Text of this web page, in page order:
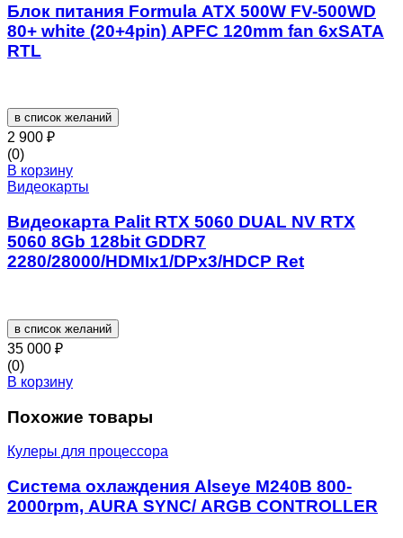
Блок питания Formula ATX 500W FV-500WD
80+ white (20+4pin) APFC 120mm fan 6xSATA
RTL
в список желаний
2 900 ₽
(0)
В корзину
Видеокарты
Видеокарта Palit RTX 5060 DUAL NV RTX
5060 8Gb 128bit GDDR7
2280/28000/HDMIx1/DPx3/HDCP Ret
в список желаний
35 000 ₽
(0)
В корзину
Похожие товары
Кулеры для процессора
Система охлаждения Alseye M240B 800-
2000rpm, AURA SYNC/ ARGB CONTROLLER